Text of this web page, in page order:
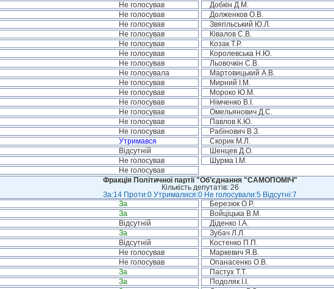
Не голосував Добкін Д.М.
Не голосував Долженков О.В.
Не голосував Звягільський Ю.Л.
Не голосував Ківалов С.В.
Не голосував Козак Т.Р.
Не голосував Королевська Н.Ю.
Не голосував Льовочкін С.В.
Не голосувала Мартовицький А.В.
Не голосував Мирний І.М.
Не голосував Мороко Ю.М.
Не голосував Німченко В.І.
Не голосував Омельянович Д.С.
Не голосував Павлов К.Ю.
Не голосував Рабінович В.З.
Утримався Скорик М.Л.
Відсутній Шенцев Д.О.
Не голосував Шурма І.М.
Не голосував
Фракція Політичної партії "Об’єднання "САМОПОМІЧ"
Кількість депутатів: 26
За:14 Проти:0 Утрималися:0 Не голосували:5 Відсутні:7
За Березюк О.Р.
За Войціцька В.М.
Відсутній Діденко І.А.
За Зубач Л.Л.
Відсутній Костенко П.П.
Не голосував Маркевич Я.В.
Не голосував Опанасенко О.В.
За Пастух Т.Т.
За Подоляк І.І.